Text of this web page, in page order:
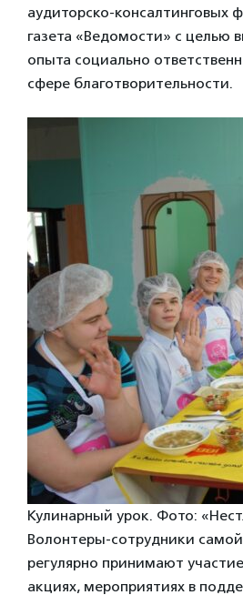
аудиторско-консалтинговых
газета «Ведомости» с целью
опыта социально
сфере благотворительности.
Кулинарный урок. Фото:
Волонтеры-сотрудники
регулярно принимают
акциях, мероприятиях в